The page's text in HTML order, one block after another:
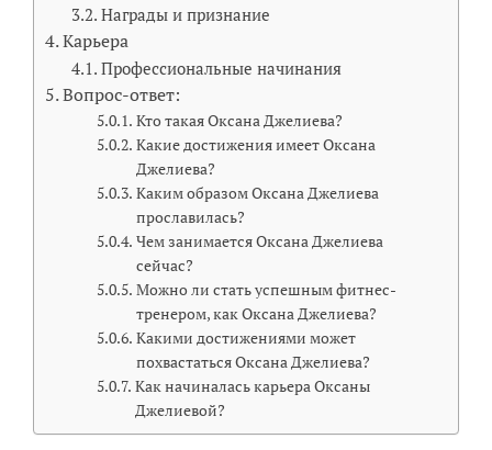
Награды и признание
Карьера
Профессиональные начинания
Вопрос-ответ:
Кто такая Оксана Джелиева?
Какие достижения имеет Оксана
Джелиева?
Каким образом Оксана Джелиева
прославилась?
Чем занимается Оксана Джелиева
сейчас?
Можно ли стать успешным фитнес-
тренером, как Оксана Джелиева?
Какими достижениями может
похвастаться Оксана Джелиева?
Как начиналась карьера Оксаны
Джелиевой?